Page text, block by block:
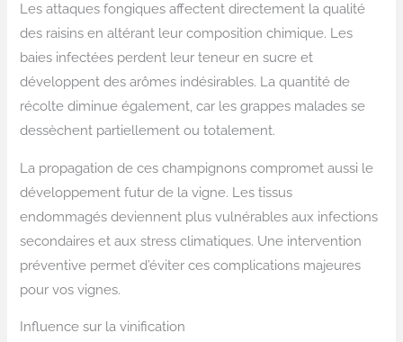
Les attaques fongiques affectent directement la qualité
des raisins en altérant leur composition chimique. Les
baies infectées perdent leur teneur en sucre et
développent des arômes indésirables. La quantité de
récolte diminue également, car les grappes malades se
dessèchent partiellement ou totalement.
La propagation de ces champignons compromet aussi le
développement futur de la vigne. Les tissus
endommagés deviennent plus vulnérables aux infections
secondaires et aux stress climatiques. Une intervention
préventive permet d’éviter ces complications majeures
pour vos vignes.
Influence sur la vinification